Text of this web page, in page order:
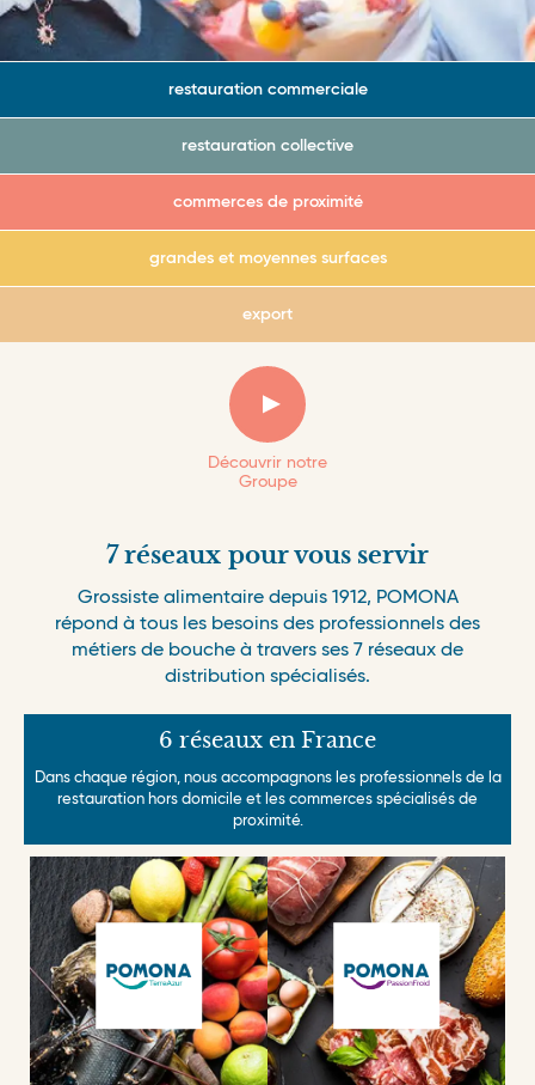
restauration commerciale
restauration collective
commerces de proximité
grandes et moyennes surfaces
export
Découvrir notre
Groupe
7 réseaux pour vous servir
Grossiste alimentaire depuis 1912, POMONA
répond à tous les besoins des professionnels des
métiers de bouche à travers ses 7 réseaux de
distribution spécialisés.
6 réseaux en France
Dans chaque région, nous accompagnons les professionnels de la
restauration hors domicile et les commerces spécialisés de
proximité.